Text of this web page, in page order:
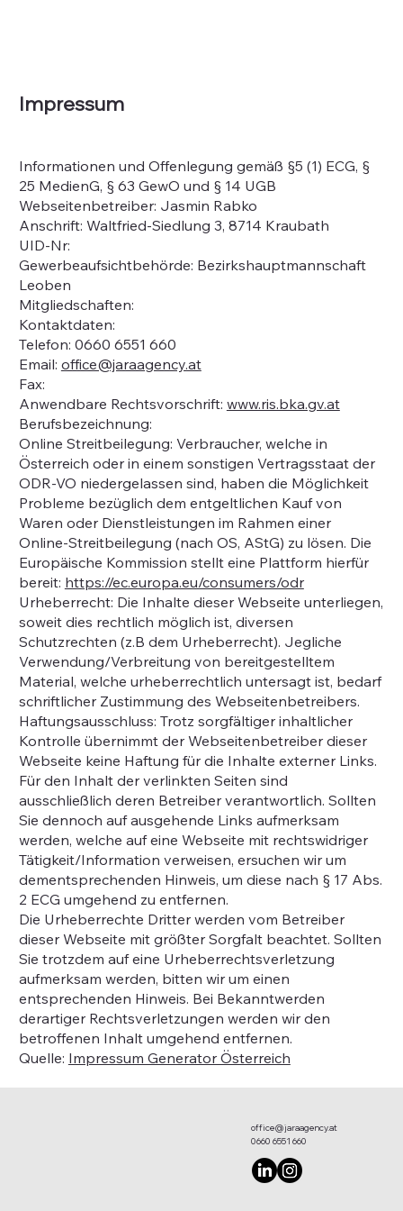
Impressum
Informationen und Offenlegung gemäß §5 (1) ECG, §
25 MedienG, § 63 GewO und § 14 UGB
Webseitenbetreiber: Jasmin Rabko
Anschrift: Waltfried-Siedlung 3, 8714 Kraubath
UID-Nr:
Gewerbeaufsichtbehörde: Bezirkshauptmannschaft
Leoben
Mitgliedschaften:
Kontaktdaten:
Telefon: 0660 6551 660
Email: office@jaraagency.at
Fax:
Anwendbare Rechtsvorschrift: www.ris.bka.gv.at
Berufsbezeichnung:
Online Streitbeilegung: Verbraucher, welche in
Österreich oder in einem sonstigen Vertragsstaat der
ODR-VO niedergelassen sind, haben die Möglichkeit
Probleme bezüglich dem entgeltlichen Kauf von
Waren oder Dienstleistungen im Rahmen einer
Online-Streitbeilegung (nach OS, AStG) zu lösen. Die
Europäische Kommission stellt eine Plattform hierfür
bereit: https://ec.europa.eu/consumers/odr
Urheberrecht: Die Inhalte dieser Webseite unterliegen,
soweit dies rechtlich möglich ist, diversen
Schutzrechten (z.B dem Urheberrecht). Jegliche
Verwendung/Verbreitung von bereitgestelltem
Material, welche urheberrechtlich untersagt ist, bedarf
schriftlicher Zustimmung des Webseitenbetreibers.
Haftungsausschluss: Trotz sorgfältiger inhaltlicher
Kontrolle übernimmt der Webseitenbetreiber dieser
Webseite keine Haftung für die Inhalte externer Links.
Für den Inhalt der verlinkten Seiten sind
ausschließlich deren Betreiber verantwortlich. Sollten
Sie dennoch auf ausgehende Links aufmerksam
werden, welche auf eine Webseite mit rechtswidriger
Tätigkeit/Information verweisen, ersuchen wir um
dementsprechenden Hinweis, um diese nach § 17 Abs.
2 ECG umgehend zu entfernen.
Die Urheberrechte Dritter werden vom Betreiber
dieser Webseite mit größter Sorgfalt beachtet. Sollten
Sie trotzdem auf eine Urheberrechtsverletzung
aufmerksam werden, bitten wir um einen
entsprechenden Hinweis. Bei Bekanntwerden
derartiger Rechtsverletzungen werden wir den
betroffenen Inhalt umgehend entfernen.
Quelle: Impressum Generator Österreich
office@jaraagency.at
0660 6551 660